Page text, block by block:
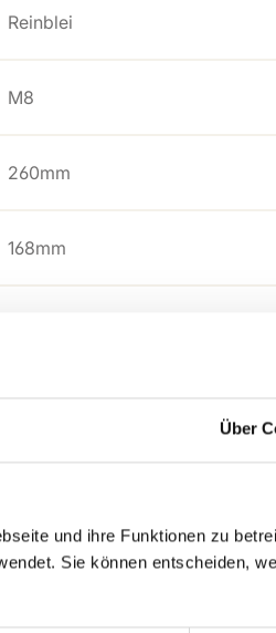
Über
und ihre Funktionen zu
Sie können entscheiden,
Reinblei
M8
260mm
168mm
SSB Battery
400-